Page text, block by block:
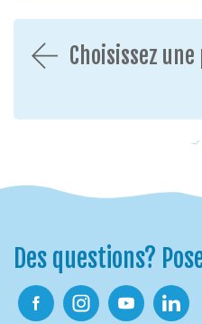
Choisissez
Des questions?